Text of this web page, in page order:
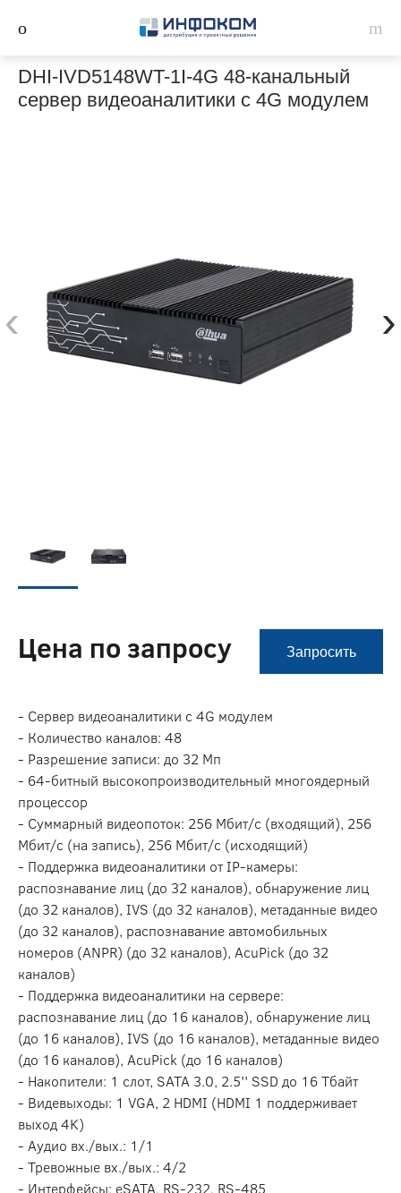
DHI-IVD5148WT-1I-4G 48-канальный
сервер видеоаналитики c 4G модулем
‹ ›
Цена по запросу Запросить
- Сервер видеоаналитики c 4G модулем
- Количество каналов: 48
- Разрешение записи: до 32 Мп
- 64-битный высокопроизводительный многоядерный
процессор
- Суммарный видеопоток: 256 Мбит/с (входящий), 256
Мбит/с (на запись), 256 Мбит/с (исходящий)
- Поддержка видеоаналитики от IP-камеры:
распознавание лиц (до 32 каналов), обнаружение лиц
(до 32 каналов), IVS (до 32 каналов), метаданные видео
(до 32 каналов), распознавание автомобильных
номеров (ANPR) (до 32 каналов), AcuPick (до 32
каналов)
- Поддержка видеоаналитики на сервере:
распознавание лиц (до 16 каналов), обнаружение лиц
(до 16 каналов), IVS (до 16 каналов), метаданные видео
(до 16 каналов), AcuPick (до 16 каналов)
- Накопители: 1 слот, SATA 3.0, 2.5'' SSD до 16 Тбайт
- Видевыходы: 1 VGA, 2 HDMI (HDMI 1 поддерживает
выход 4K)
- Аудио вх./вых.: 1/1
- Тревожные вх./вых.: 4/2
- Интерфейсы: eSATA, RS-232, RS-485